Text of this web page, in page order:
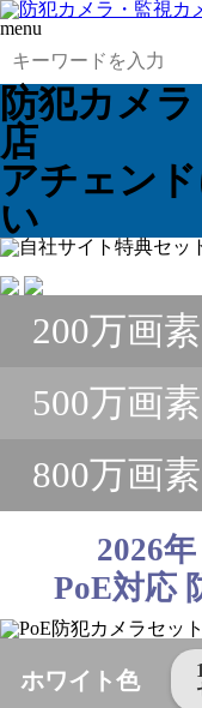
menu
防犯カメ
店
アチェン
い
200万画素
500万画素
800万画素
2026
PoE対応
ホワイト色